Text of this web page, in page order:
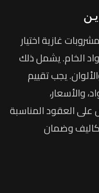
غازية اختيار
الخام. يشمل ذلك
يجب تقييم
والأسعار،
العقود المناسبة
وضمان